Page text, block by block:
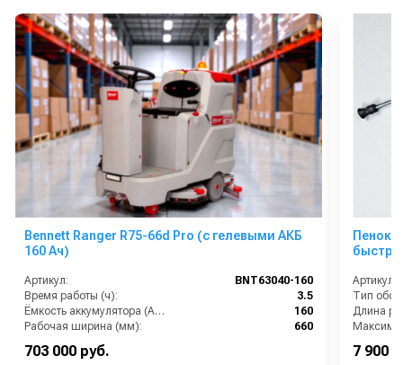
удаления штукатурки, краски
Очистка и дезинфекция полов, поверхностей и
оборудования на
предприятиях пищевой промышленности и многое
другое
Bennett Ranger R75-66d Pro (с гелевыми АКБ
160 Ач)
Артикул:
BNT63040-160
Время работы (ч):
3.5
Ёмкость аккумулятора (Ач):
160
Рабочая ширина (мм):
660
Вес, кг:
703 000 руб.
Артикул:
Тип
7 900